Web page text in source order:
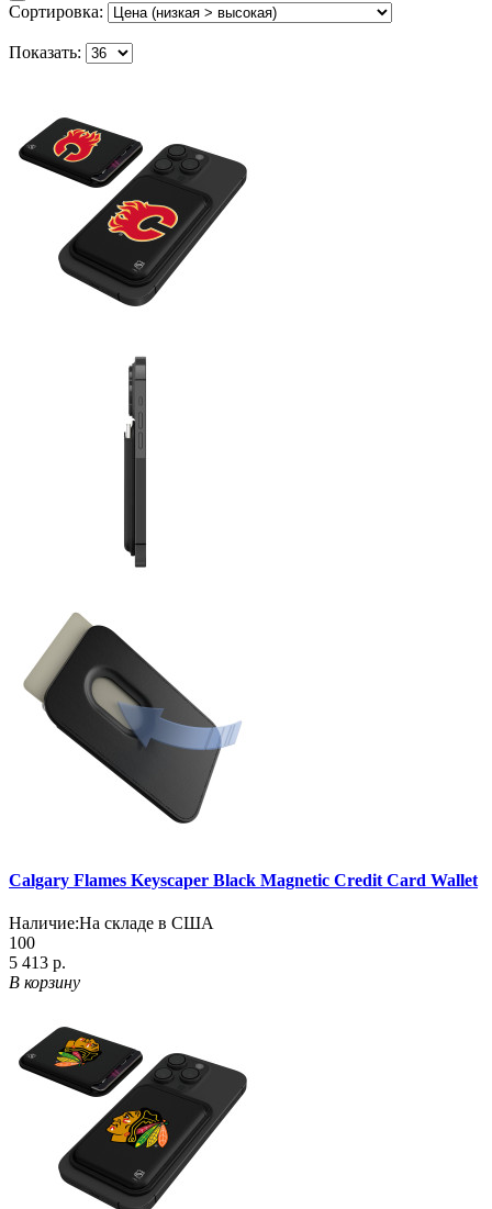
Сортировка:
Показать:
Calgary Flames Keyscaper Black Magnetic Credit Card Wallet
Наличие:На складе в США
100
5 413 р.
В корзину